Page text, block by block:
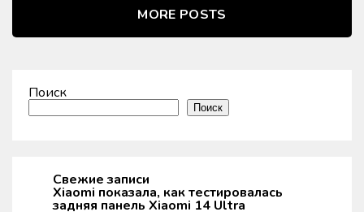
MORE POSTS
Поиск
Поиск
Свежие записи
Xiaomi показала, как тестировалась
задняя панель Xiaomi 14 Ultra